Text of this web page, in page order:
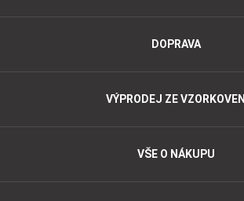
DOPRAVA
VÝPRODEJ ZE VZORKOVEN
VŠE O NÁKUPU